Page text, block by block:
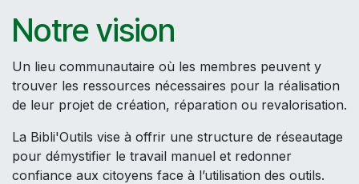
Notre vision
Un lieu communautaire où les membres peuvent y
trouver les ressources nécessaires pour la réalisation
de leur projet de création, réparation ou revalorisation.
La Bibli'Outils vise à offrir une structure de réseautage
pour démystifier le travail manuel et redonner
confiance aux citoyens face à l’utilisation des outils.